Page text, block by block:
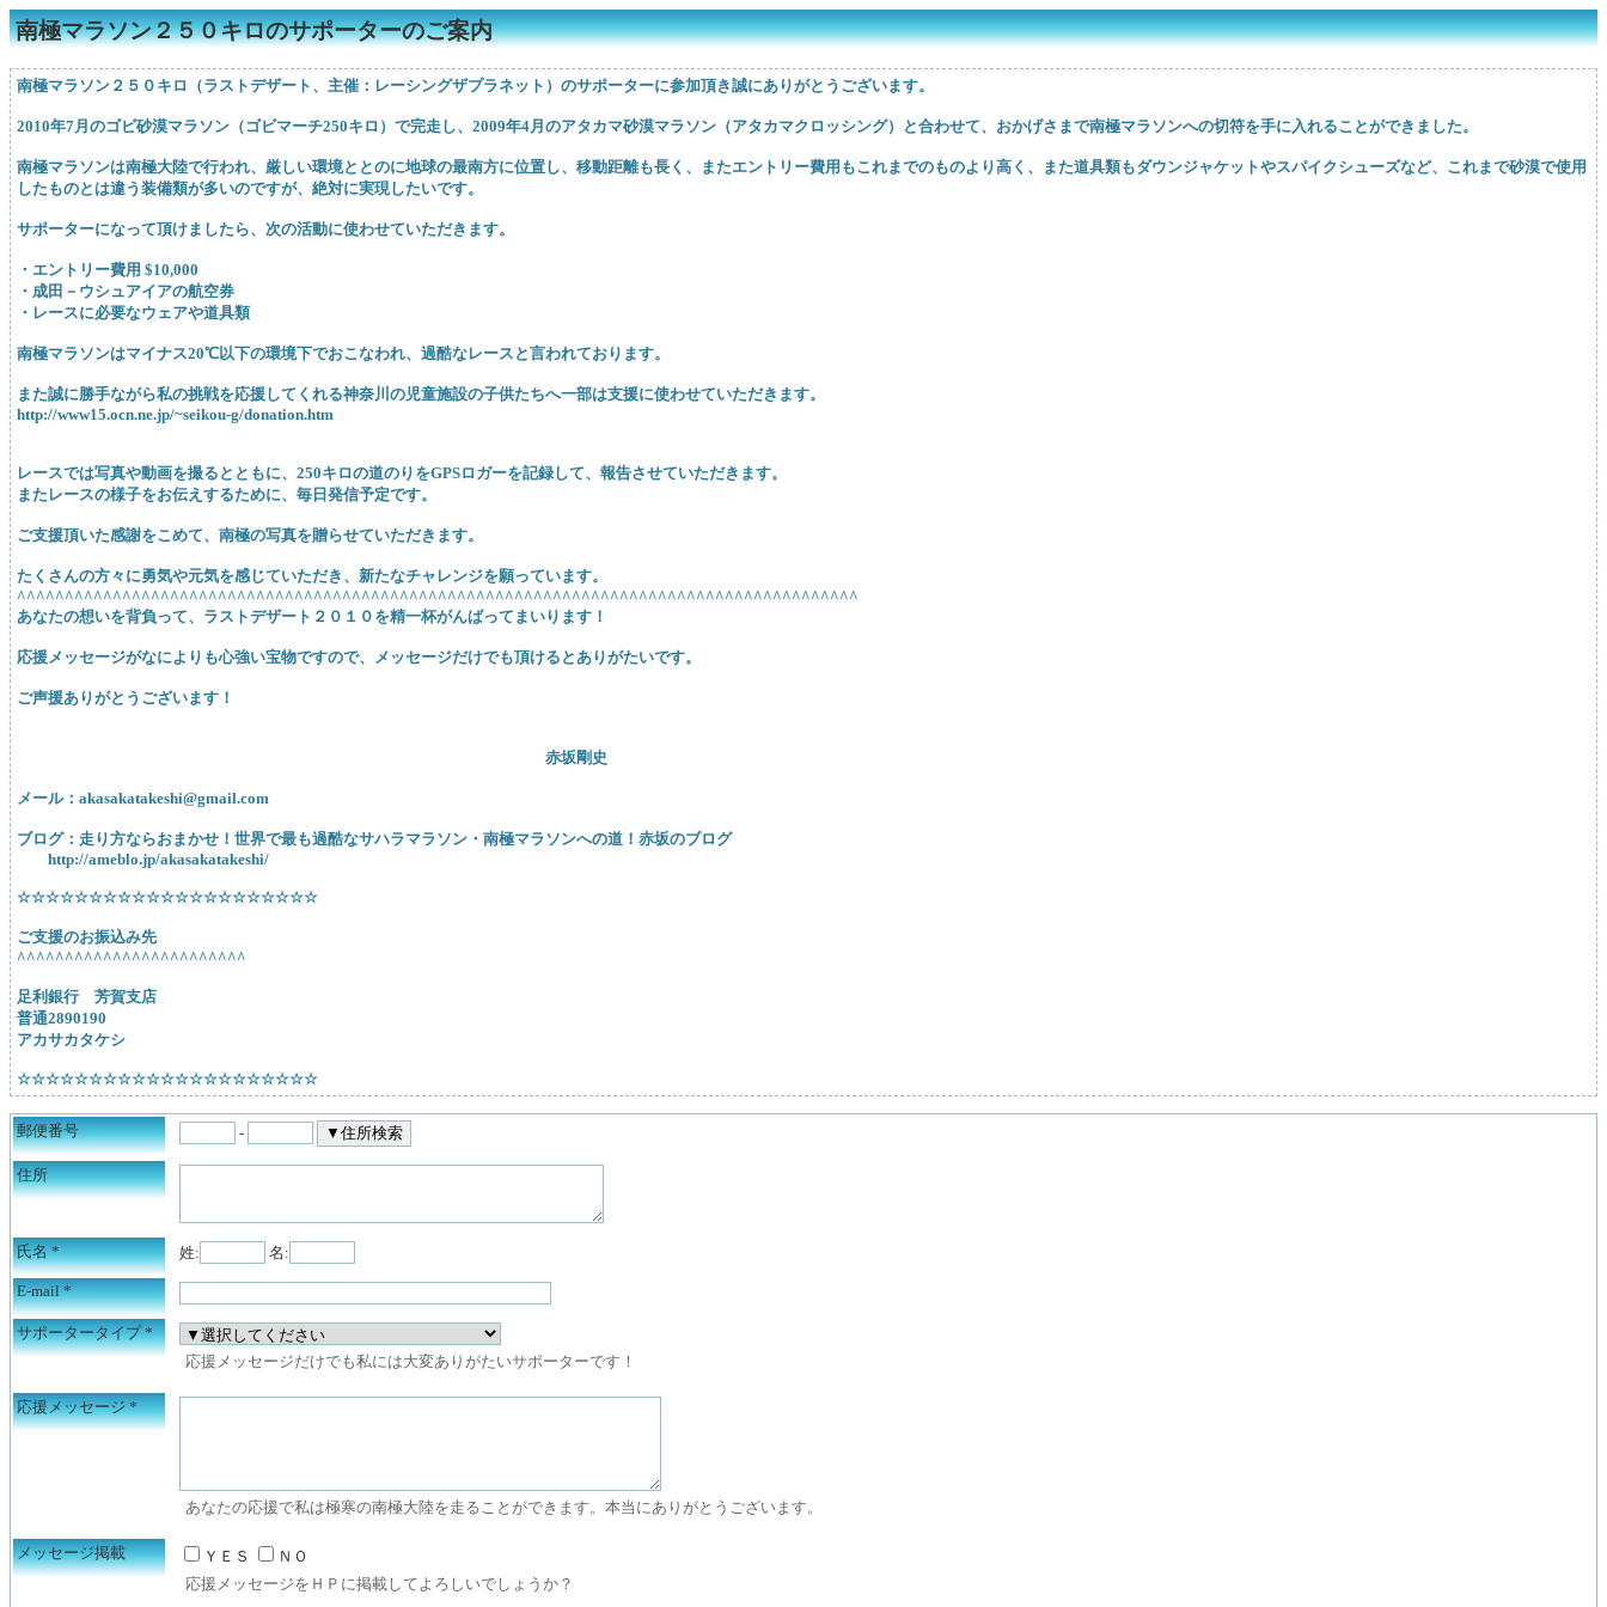
南極マラソン２５０キロのサポーターのご案内
南極マラソン２５０キロ（ラストデザート、主催：レーシングザプラネット）のサポーターに参加頂き誠にありがとうございます。
2010年7月のゴビ砂漠マラソン（ゴビマーチ250キロ）で完走し、2009年4月のアタカマ砂漠マラソン（アタカマクロッシング）と合わせて、おかげさまで南極マラソンへの切符を手に入れることができました。
南極マラソンは南極大陸で行われ、厳しい環境ととのに地球の最南方に位置し、移動距離も長く、またエントリー費用もこれまでのものより高く、また道具類もダウンジャケットやスパイクシューズなど、これまで砂漠で使用
したものとは違う装備類が多いのですが、絶対に実現したいです。
サポーターになって頂けましたら、次の活動に使わせていただきます。
・エントリー費用 $10,000
・成田－ウシュアイアの航空券
・レースに必要なウェアや道具類
南極マラソンはマイナス20℃以下の環境下でおこなわれ、過酷なレースと言われております。
また誠に勝手ながら私の挑戦を応援してくれる神奈川の児童施設の子供たちへ一部は支援に使わせていただきます。
http://www15.ocn.ne.jp/~seikou-g/donation.htm
レースでは写真や動画を撮るとともに、250キロの道のりをGPSロガーを記録して、報告させていただきます。
またレースの様子をお伝えするために、毎日発信予定です。
ご支援頂いた感謝をこめて、南極の写真を贈らせていただきます。
たくさんの方々に勇気や元気を感じていただき、新たなチャレンジを願っています。
^^^^^^^^^^^^^^^^^^^^^^^^^^^^^^^^^^^^^^^^^^^^^^^^^^^^^^^^^^^^^^^^^^^^^^^^^^^^^^^^^^^^^^^^
あなたの想いを背負って、ラストデザート２０１０を精一杯がんばってまいります！
応援メッセージがなによりも心強い宝物ですので、メッセージだけでも頂けるとありがたいです。
ご声援ありがとうございます！
赤坂剛史
メール：akasakatakeshi@gmail.com
ブログ：走り方ならおまかせ！世界で最も過酷なサハラマラソン・南極マラソンへの道！赤坂のブログ
http://ameblo.jp/akasakatakeshi/
☆☆☆☆☆☆☆☆☆☆☆☆☆☆☆☆☆☆☆☆☆
ご支援のお振込み先
^^^^^^^^^^^^^^^^^^^^^^^^
足利銀行 芳賀支店
普通2890190
アカサカタケシ
☆☆☆☆☆☆☆☆☆☆☆☆☆☆☆☆☆☆☆☆☆
郵便番号 -
住所
氏名* 姓: 名:
E-mail*
サポータータイプ*
応援メッセージだけでも私には大変ありがたいサポーターです！
応援メッセージ*
あなたの応援で私は極寒の南極大陸を走ることができます。本当にありがとうございます。
メッセージ掲載 ＹＥＳ
ＮＯ
応援メッセージをＨＰに掲載してよろしいでしょうか？